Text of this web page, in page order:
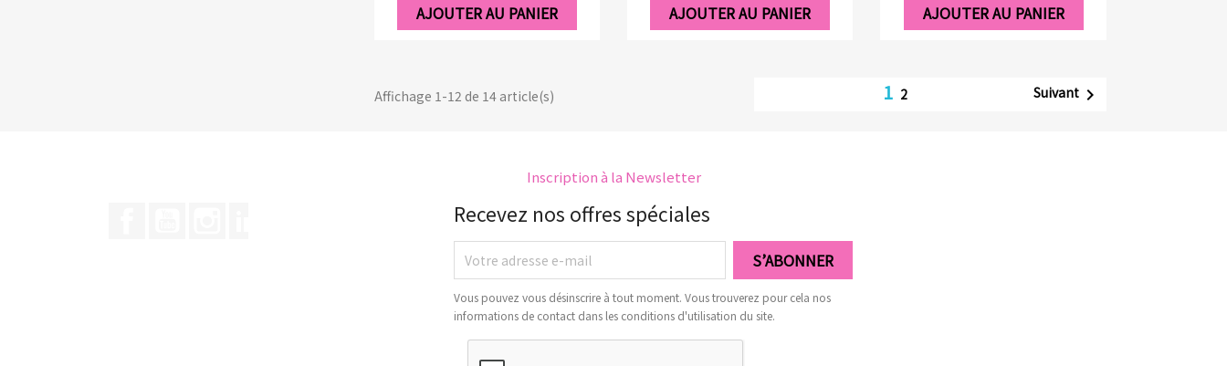
AJOUTER AU PANIER
AJOUTER AU PANIER
AJOUTER AU PANIER
Affichage 1-12 de 14 article(s) 1 2 Suivant
Inscription à la Newsletter
Recevez nos offres spéciales
Vous pouvez vous désinscrire à tout moment. Vous trouverez pour cela nos
informations de contact dans les conditions d'utilisation du site.